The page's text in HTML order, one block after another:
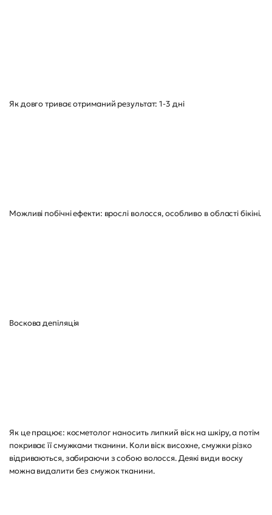
Як довго триває отриманий результат: 1-3 дні
Можливі побічні ефекти: врослі волосся, особливо в області бікіні.
Воскова депіляція
Як це працює: косметолог наносить липкий віск на шкіру, а потім
покриває її смужками тканини. Коли віск висохне, смужки різко
відриваються, забираючи з собою волосся. Деякі види воску
можна видалити без смужок тканини.